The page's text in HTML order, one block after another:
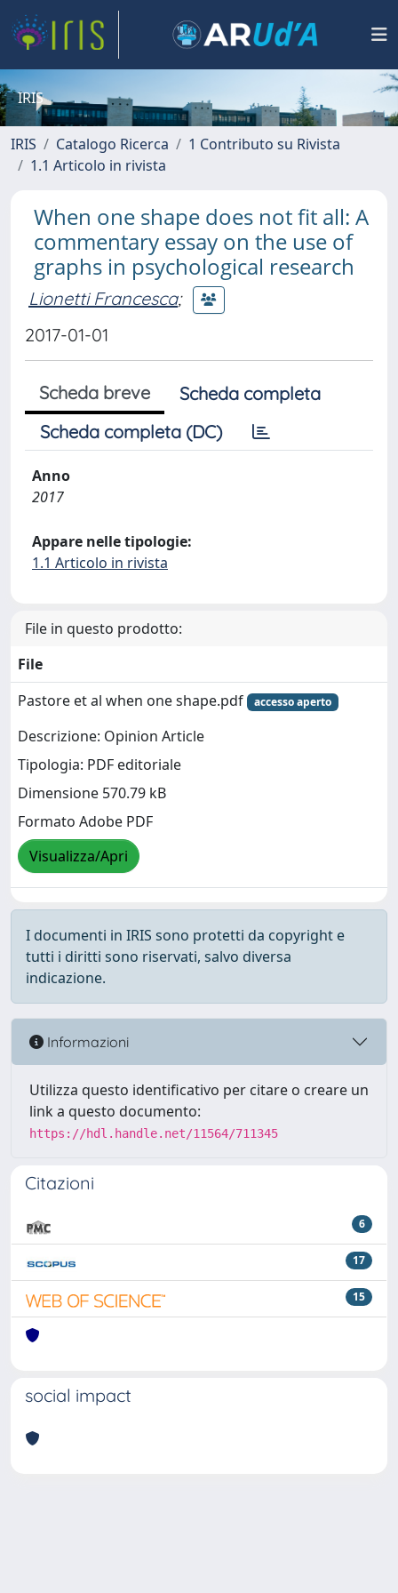
IRIS
IRIS Catalogo Ricerca
1 Contributo su Rivista
1.1 Articolo in rivista
When one shape does not fit all: A
commentary essay on the use of
graphs in psychological research
Lionetti Francesca;
2017-01-01
Scheda breve
Scheda completa
Scheda completa (DC)
Anno
2017
Appare nelle tipologie:
1.1 Articolo in rivista
File in questo prodotto:
File
Pastore et al when one shape.pdf
accesso aperto
Descrizione: Opinion Article
Tipologia: PDF editoriale
Dimensione 570.79 kB
Formato Adobe PDF
Visualizza/Apri
I documenti in IRIS sono protetti da copyright e
tutti i diritti sono riservati, salvo diversa
indicazione.
Informazioni
Utilizza questo identificativo per citare o creare un
link a questo documento:
https://hdl.handle.net/11564/711345
Citazioni
6
17
15
social impact